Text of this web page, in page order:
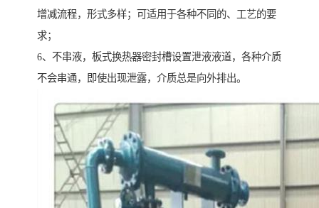
增减流程，形式多样；可适用于各种不同的、工艺的要
求；
6、不串液，板式换热器密封槽设置泄液液道，各种介质
不会串通，即使出现泄露，介质总是向外排出。